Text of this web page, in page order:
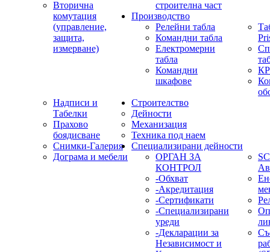
Вторична
комутация
(управление,
защита,
измерване)
строителна част
Производство
Релейни табла
Командни табла
Електромерни
табла
Командни
шкафове
Надписи и
Табелки
Прахово
боядисване
Снимки-Галерия
Дограма и мебели
Строителство
Дейности
Механизация
Техника под наем
Специализирани дейности
ОРГАН ЗА
КОНТРОЛ
-Обхват
-Акредитация
-Сертификати
-Специализирани
уреди
-Декларации за
Независимост и